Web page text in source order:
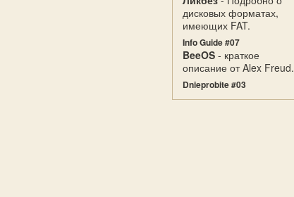
дисковых форматах,
имеющих FAT.
Info Guide #07
BeeOS - краткое
описание от Alex Freud.
Dnieprobite #03